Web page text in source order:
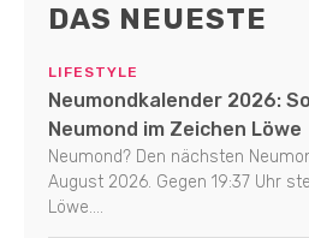
DAS NEUESTE
LIFESTYLE
Neumondkalender 2026:
Neumond im Zeichen Löwe
Neumond? Den nächsten
August 2026. Gegen 19:37 Uhr
Löwe....